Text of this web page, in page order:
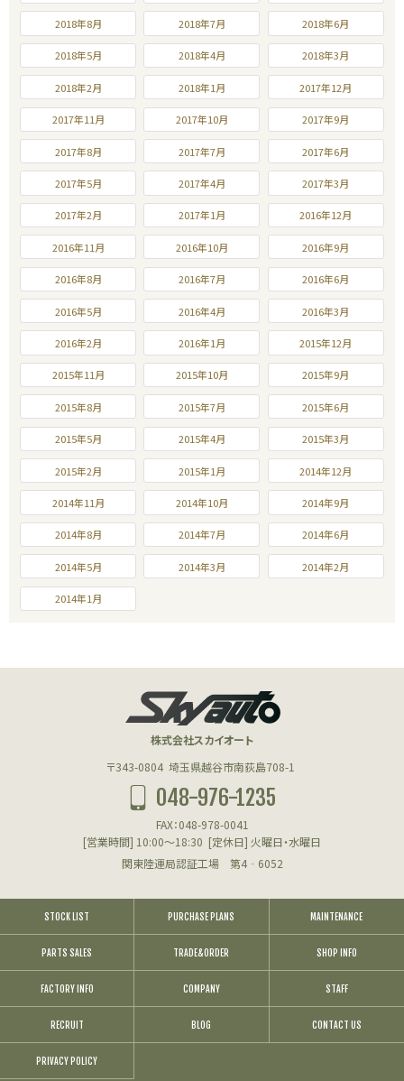
2018年8月 2018年7月 2018年6月
2018年5月 2018年4月 2018年3月
2018年2月 2018年1月 2017年12月
2017年11月 2017年10月 2017年9月
2017年8月 2017年7月 2017年6月
2017年5月 2017年4月 2017年3月
2017年2月 2017年1月 2016年12月
2016年11月 2016年10月 2016年9月
2016年8月 2016年7月 2016年6月
2016年5月 2016年4月 2016年3月
2016年2月 2016年1月 2015年12月
2015年11月 2015年10月 2015年9月
2015年8月 2015年7月 2015年6月
2015年5月 2015年4月 2015年3月
2015年2月 2015年1月 2014年12月
2014年11月 2014年10月 2014年9月
2014年8月 2014年7月 2014年6月
2014年5月 2014年3月 2014年2月
2014年1月
株式会社スカイオート
〒343-0804 埼玉県越谷市南荻島708-1
048-976-1235
FAX：048-978-0041
[営業時間] 10:00～18:30 [定休日] 火曜日・水曜日
関東陸運局認証工場 第4‐6052
STOCK LIST PURCHASE PLANS MAINTENANCE
PARTS SALES TRADE&ORDER SHOP INFO
FACTORY INFO COMPANY STAFF
RECRUIT BLOG CONTACT US
PRIVACY POLICY